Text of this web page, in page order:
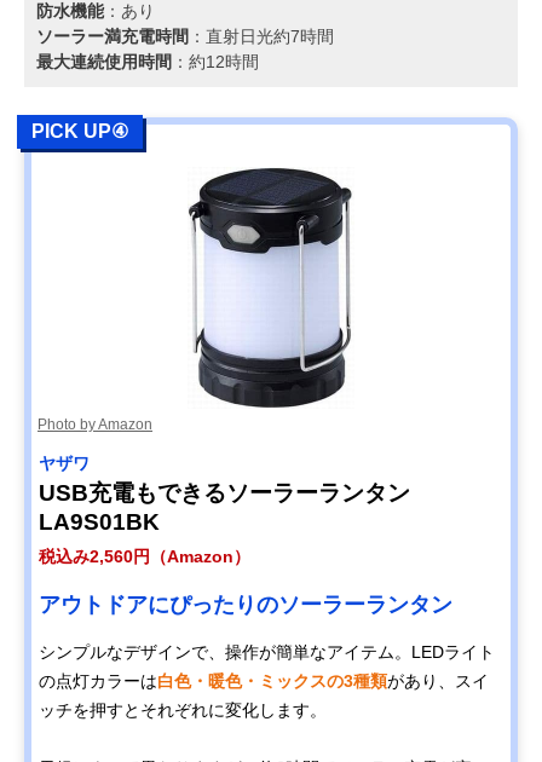
防水機能：あり
ソーラー満充電時間 ：直射日光約7時間
最大連続使用時間 ：約12時間
PICK UP④
Photo by Amazon
ヤザワ
USB充電もできるソーラーランタン
LA9S01BK
税込み2,560円（Amazon）
アウトドアにぴったりのソーラーランタン
シンプルなデザインで、操作が簡単なアイテム。LEDライト
の点灯カラーは白色・暖色・ミックスの3種類があり、スイ
ッチを押すとそれぞれに変化します。